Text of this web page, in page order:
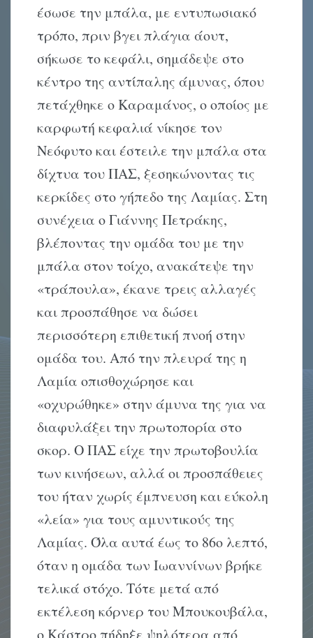
έσωσε την μπάλα, με εντυπωσιακό
τρόπο, πριν βγει πλάγια άουτ,
σήκωσε το κεφάλι, σημάδεψε στο
κέντρο της αντίπαλης άμυνας, όπου
πετάχθηκε ο Καραμάνος, ο οποίος με
καρφωτή κεφαλιά νίκησε τον
Νεόφυτο και έστειλε την μπάλα στα
δίχτυα του ΠΑΣ, ξεσηκώνοντας τις
κερκίδες στο γήπεδο της Λαμίας. Στη
συνέχεια ο Γιάννης Πετράκης,
βλέποντας την ομάδα του με την
μπάλα στον τοίχο, ανακάτεψε την
«τράπουλα», έκανε τρεις αλλαγές
και προσπάθησε να δώσει
περισσότερη επιθετική πνοή στην
ομάδα του. Από την πλευρά της η
Λαμία οπισθοχώρησε και
«οχυρώθηκε» στην άμυνα της για να
διαφυλάξει την πρωτοπορία στο
σκορ. Ο ΠΑΣ είχε την πρωτοβουλία
των κινήσεων, αλλά οι προσπάθειες
του ήταν χωρίς έμπνευση και εύκολη
«λεία» για τους αμυντικούς της
Λαμίας. Όλα αυτά έως το 86ο λεπτό,
όταν η ομάδα των Ιωαννίνων βρήκε
τελικά στόχο. Τότε μετά από
εκτέλεση κόρνερ του Μπουκουβάλα,